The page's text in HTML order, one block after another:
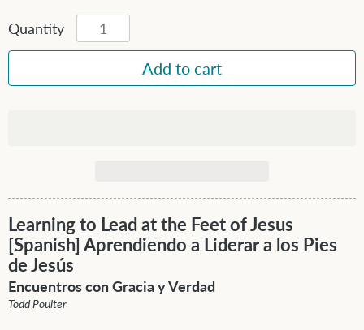
Quantity
Learning to Lead at the Feet of Jesus
[Spanish] Aprendiendo a Liderar a los Pies
de Jesús
Encuentros con Gracia y Verdad
Todd Poulter